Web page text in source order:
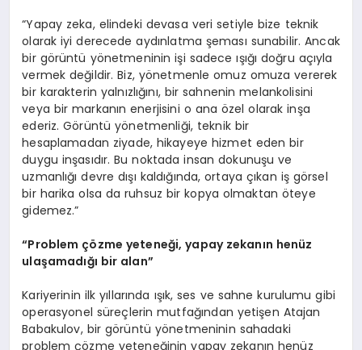
“Yapay zeka, elindeki devasa veri setiyle bize teknik
olarak iyi derecede aydınlatma şeması sunabilir. Ancak
bir görüntü yönetmeninin işi sadece ışığı doğru açıyla
vermek değildir. Biz, yönetmenle omuz omuza vererek
bir karakterin yalnızlığını, bir sahnenin melankolisini
veya bir markanın enerjisini o ana özel olarak inşa
ederiz. Görüntü yönetmenliği, teknik bir
hesaplamadan ziyade, hikayeye hizmet eden bir
duygu inşasıdır. Bu noktada insan dokunuşu ve
uzmanlığı devre dışı kaldığında, ortaya çıkan iş görsel
bir harika olsa da ruhsuz bir kopya olmaktan öteye
gidemez.”
“Problem çözme yeteneği, yapay zekanın henüz
ulaşamadığı bir alan”
Kariyerinin ilk yıllarında ışık, ses ve sahne kurulumu gibi
operasyonel süreçlerin mutfağından yetişen Atajan
Babakulov, bir görüntü yönetmeninin sahadaki
problem çözme yeteneğinin yapay zekanın henüz